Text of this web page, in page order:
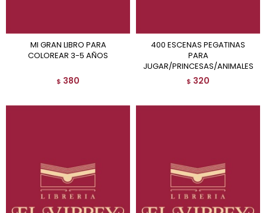
MI GRAN LIBRO PARA
COLOREAR 3-5 AÑOS
$ 380
400 ESCENAS PEGATINAS
PARA
JUGAR/PRINCESAS/ANIMALES
$ 320